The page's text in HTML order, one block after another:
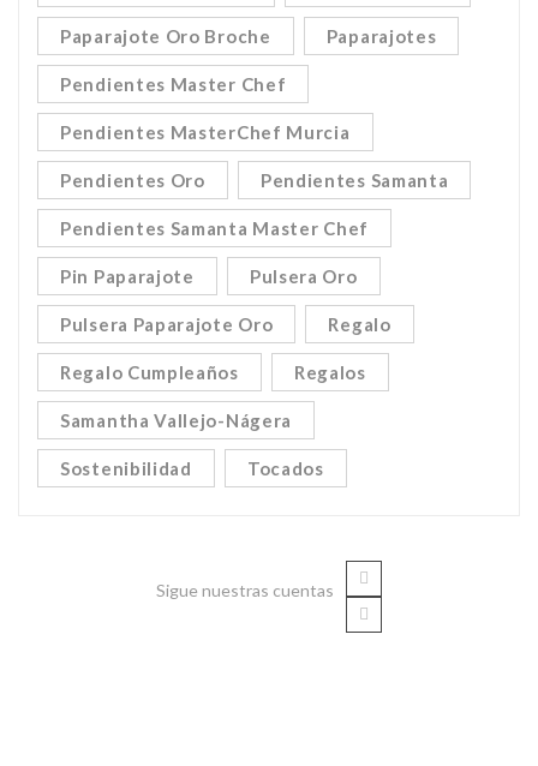
Paparajote Oro Broche Paparajotes
Pendientes Master Chef
Pendientes MasterChef Murcia
Pendientes Oro Pendientes Samanta
Pendientes Samanta Master Chef
Pin Paparajote Pulsera Oro
Pulsera Paparajote Oro Regalo
Regalo Cumpleaños Regalos
Samantha Vallejo-Nágera
Sostenibilidad Tocados
Sigue nuestras cuentas